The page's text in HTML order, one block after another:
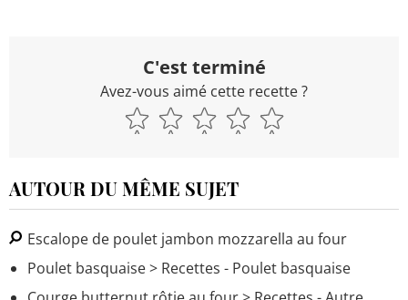
C'est terminé
Avez-vous aimé cette recette ?
AUTOUR DU MÊME SUJET
Escalope de poulet jambon mozzarella au four
Poulet basquaise> Recettes - Poulet basquaise